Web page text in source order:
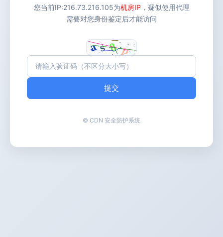
您当前IP:216.73.216.105为机房IP ，疑似使用代理
需要对您身份鉴定后才能访问
提交
© CDN 安全防护系统